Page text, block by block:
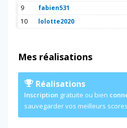
9
fabien531
10
lolotte2020
Mes réalisations
Réalisations
Inscription gratuite ou bien
sauvegarder vos meilleurs